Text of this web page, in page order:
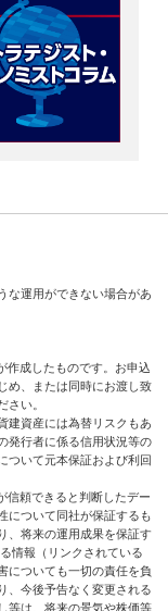
な運用ができない場合があ
作成したものです。お申込
め、または同時にお渡し致
さい。
建資産には為替リスクもあ
発行者に係る信用状況等の
ついて元本保証および利回
信頼できると判断したデー
について同社が保証するも
、将来の運用成果を保証す
情報（リンクされている
についても一切の責任を負
、今後予告なく変更される
等は、将来の景気や株価等